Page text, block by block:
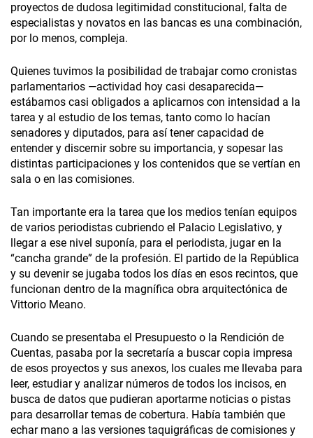
proyectos de dudosa legitimidad constitucional, falta de
especialistas y novatos en las bancas es una combinación,
por lo menos, compleja.
Quienes tuvimos la posibilidad de trabajar como cronistas
parlamentarios —actividad hoy casi desaparecida—
estábamos casi obligados a aplicarnos con intensidad a la
tarea y al estudio de los temas, tanto como lo hacían
senadores y diputados, para así tener capacidad de
entender y discernir sobre su importancia, y sopesar las
distintas participaciones y los contenidos que se vertían en
sala o en las comisiones.
Tan importante era la tarea que los medios tenían equipos
de varios periodistas cubriendo el Palacio Legislativo, y
llegar a ese nivel suponía, para el periodista, jugar en la
“cancha grande” de la profesión. El partido de la República
y su devenir se jugaba todos los días en esos recintos, que
funcionan dentro de la magnífica obra arquitectónica de
Vittorio Meano.
Cuando se presentaba el Presupuesto o la Rendición de
Cuentas, pasaba por la secretaría a buscar copia impresa
de esos proyectos y sus anexos, los cuales me llevaba para
leer, estudiar y analizar números de todos los incisos, en
busca de datos que pudieran aportarme noticias o pistas
para desarrollar temas de cobertura. Había también que
echar mano a las versiones taquigráficas de comisiones y